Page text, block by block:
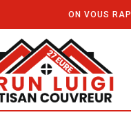
ON VOUS